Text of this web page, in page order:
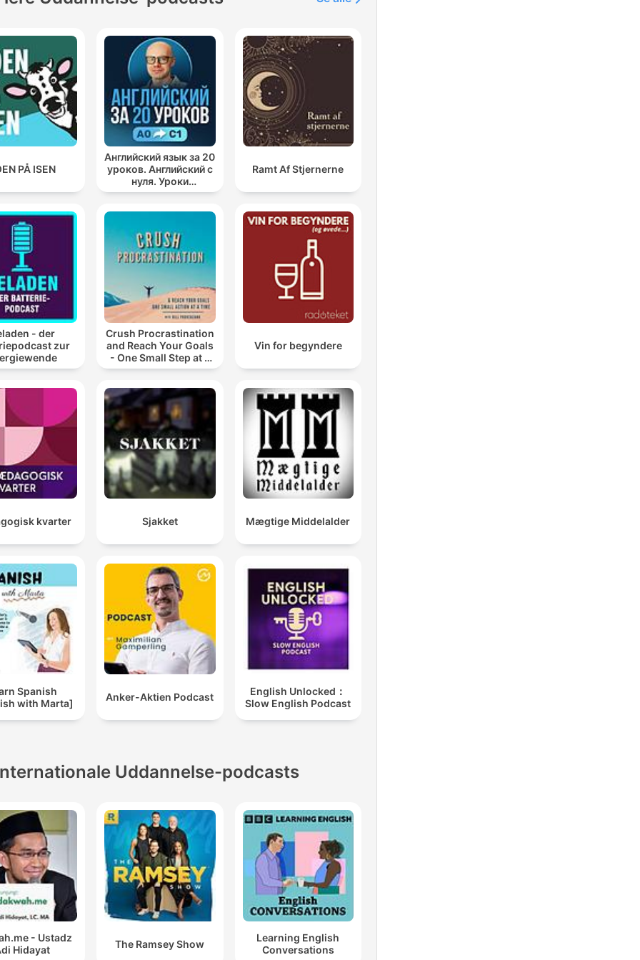
PÅ ISEN
Английский язык за 20
уроков. Английский с
нуля. Уроки
английского яз
Ramt Af Stjernerne
- der
zur
Crush Procrastination
and Reach Your Goals
- One Small Step at a
Time
Vin for begyndere
kvarter Sjakket Mægtige Middelalder
Spanish
with Marta]
Anker-Aktien Podcast
English Unlocked：
Slow English Podcast
Uddannelse-podcasts
- Ustadz
Hidayat
The Ramsey Show
Learning English
Conversations